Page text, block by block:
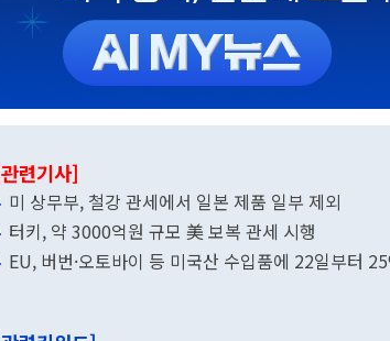
련기사]
미 상무부, 철강 관세에서 일본 제품 일부 제외
터키, 약 3000억원 규모 美 보복 관세 시행
EU, 버번·오토바이 등 미국산 수입품에 22일부터